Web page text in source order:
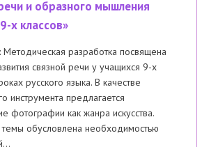
и образного мышления
х классов»
Методическая разработка посвящена
связной речи у учащихся 9-х
русского языка. В качестве
инструмента предлагается
фотографии как жанра искусства.
темы обусловлена необходимостью